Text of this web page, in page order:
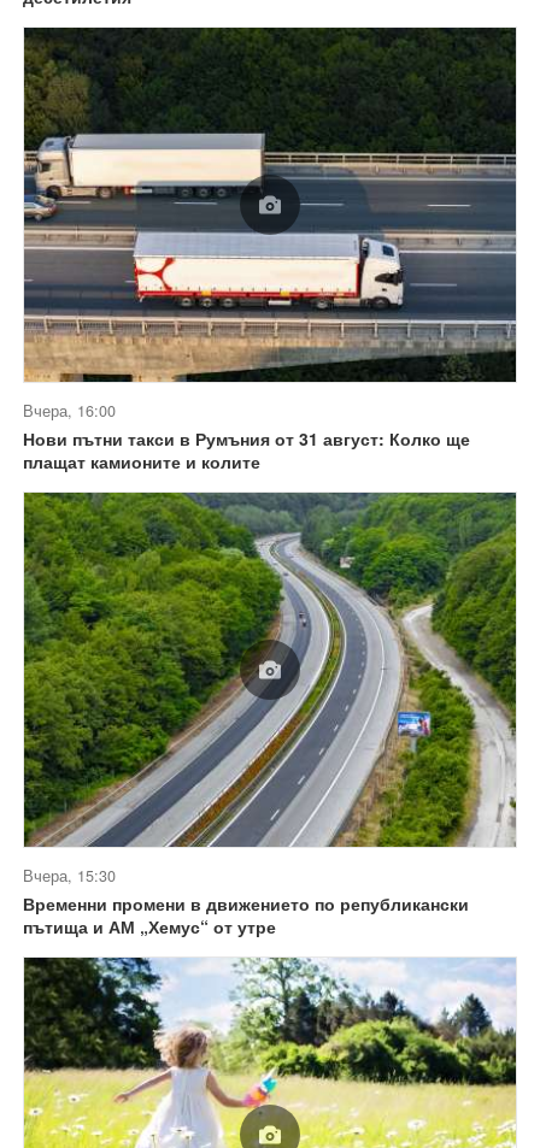
Вчера, 16:00
Нови пътни такси в Румъния от 31 август: Колко ще
плащат камионите и колите
Вчера, 15:30
Временни промени в движението по републикански
пътища и АМ „Хемус“ от утре